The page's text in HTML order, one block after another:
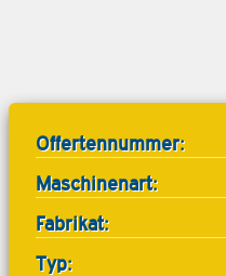
Offertennummer:
Maschinenart:
Fabrikat:
Typ: